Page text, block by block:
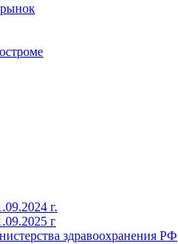
г.
г
здравоохранения РФ